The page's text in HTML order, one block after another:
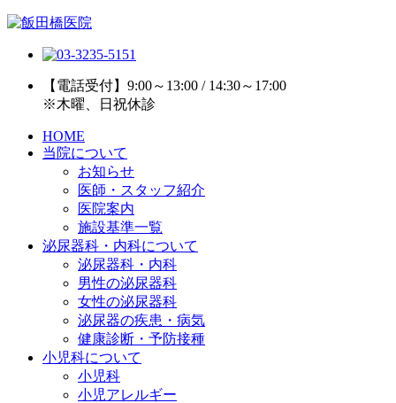
【電話受付】9:00～13:00 / 14:30～17:00
※木曜、日祝休診
HOME
当院について
お知らせ
医師・スタッフ紹介
医院案内
施設基準一覧
泌尿器科・内科について
泌尿器科・内科
男性の泌尿器科
女性の泌尿器科
泌尿器の疾患・病気
健康診断・予防接種
小児科について
小児科
小児アレルギー